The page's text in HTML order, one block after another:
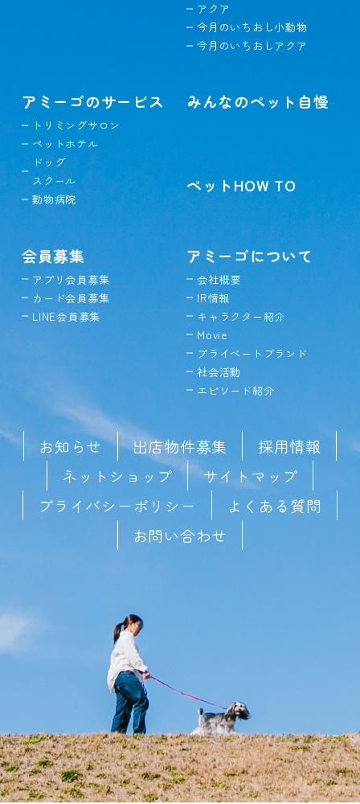
アクア
今月のいちおし小動物
今月のいちおしアクア
アミーゴのサービス
トリミングサロン
ペットホテル
ドッグ
スクール
動物病院
みんなのペット自慢
ペットHOW TO
会員募集
アプリ会員募集
カード会員募集
LINE会員募集
アミーゴについて
会社概要
IR情報
キャラクター紹介
Movie
プライベートブランド
社会活動
エピソード紹介
お知らせ 出店物件募集
採用情報
ネットショップ
サイトマップ
プライバシーポリシー
よくある質問
お問い合わせ